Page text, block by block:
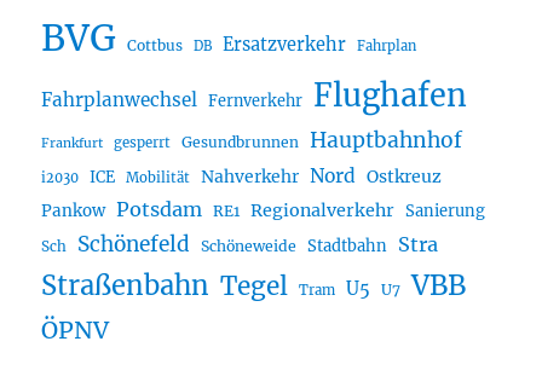
BVG Cottbus DB Ersatzverkehr Fahrplan
Fahrplanwechsel Fernverkehr Flughafen
Frankfurt gesperrt Gesundbrunnen Hauptbahnhof
i2030 ICE Mobilität Nahverkehr Nord Ostkreuz
Pankow Potsdam RE1 Regionalverkehr Sanierung
Sch Schönefeld Schöneweide Stadtbahn Stra
Straßenbahn Tegel Tram U5 U7 VBB
ÖPNV